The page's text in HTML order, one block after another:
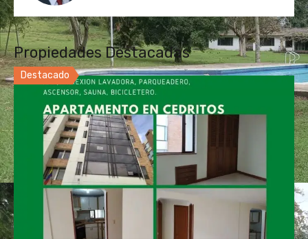
Propiedades Destacadas
Destacado